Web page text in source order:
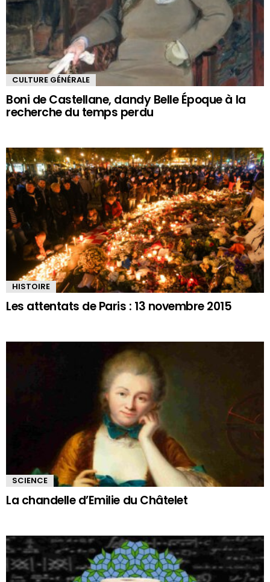
CULTURE GÉNÉRALE
Boni de Castellane, dandy Belle Époque à la
recherche du temps perdu
HISTOIRE
Les attentats de Paris : 13 novembre 2015
SCIENCE
La chandelle d’Emilie du Châtelet